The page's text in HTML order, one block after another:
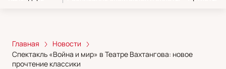
Главная
Новости
Спектакль «Война и мир» в Театре Вахтангова: новое
прочтение классики